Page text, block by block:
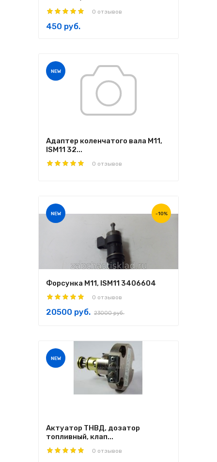
0 отзывов
450 руб.
NEW
Адаптер коленчатого вала M11,
ISM11 32...
0 отзывов
NEW -10%
Форсунка M11, ISM11 3406604
0 отзывов
20500 руб. 23000 руб.
NEW
Актуатор ТНВД, дозатор
топливный, клап...
0 отзывов